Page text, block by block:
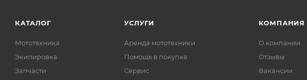
КАТАЛОГ
Мототехника
Экипировка
Запчасти
УСЛУГИ
Аренда мототехники
Помощь в покупке
Сервис
КОМПАНИЯ
О компании
Отзывы
Вакансии